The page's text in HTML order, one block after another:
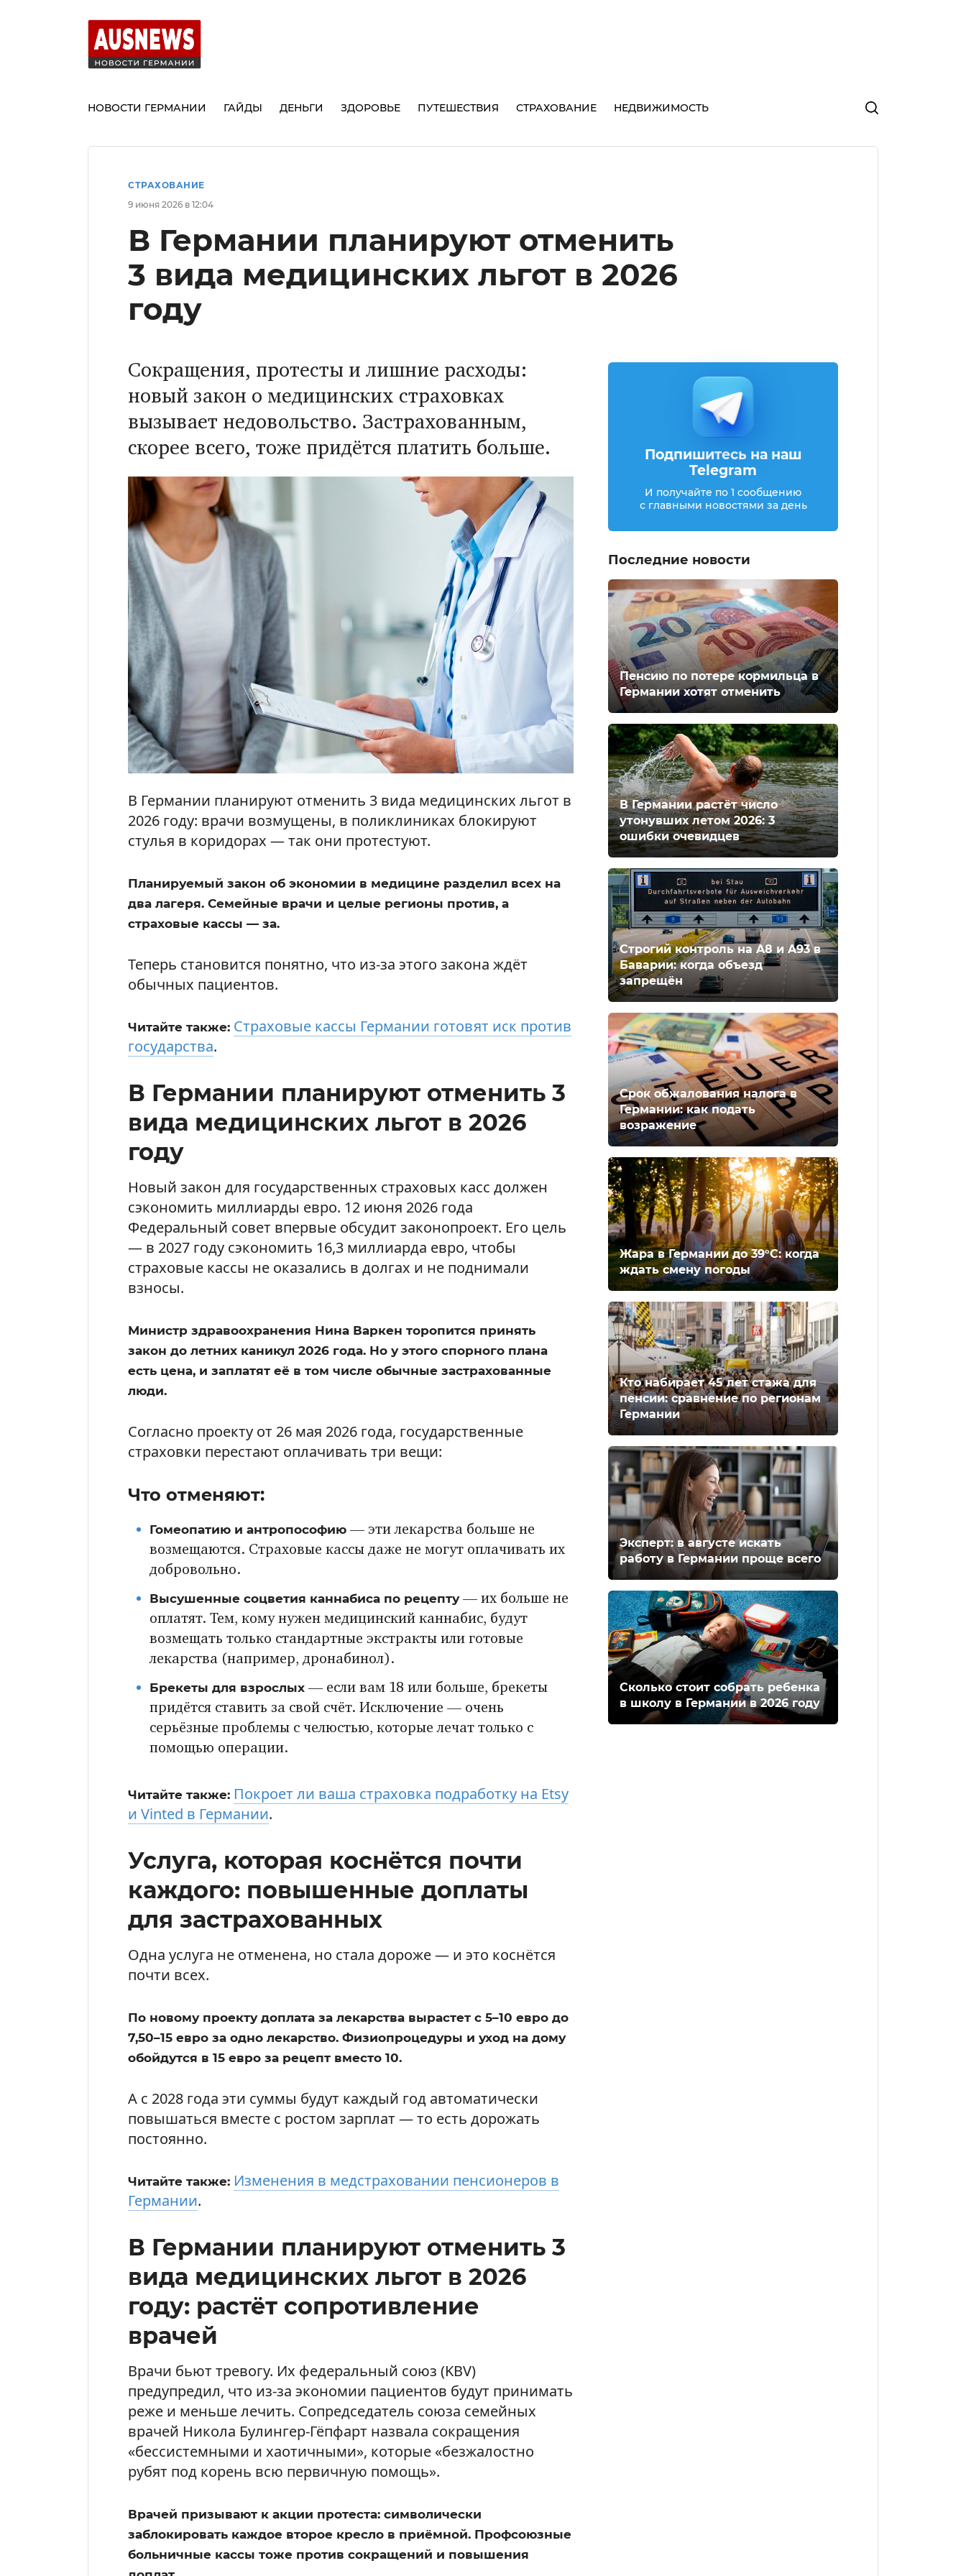
НОВОСТИ ГЕРМАНИИ ГАЙДЫ ДЕНЬГИ ЗДОРОВЬЕ ПУТЕШЕСТВИЯ СТРАХОВАНИЕ НЕДВИЖИМОСТЬ
СТРАХОВАНИЕ
9 июня 2026 в 12:04
В Германии планируют отменить
3 вида медицинских льгот в 2026
году
Сокращения, протесты и лишние расходы:
новый закон о медицинских страховках
вызывает недовольство. Застрахованным,
скорее всего, тоже придётся платить больше.
В Германии планируют отменить 3 вида медицинских льгот в
2026 году: врачи возмущены, в поликлиниках блокируют
стулья в коридорах — так они протестуют.
Планируемый закон об экономии в медицине разделил всех на
два лагеря. Семейные врачи и целые регионы против, а
страховые кассы — за.
Теперь становится понятно, что из-за этого закона ждёт
обычных пациентов.
Читайте также: Страховые кассы Германии готовят иск против
государства.
В Германии планируют отменить 3
вида медицинских льгот в 2026
году
Новый закон для государственных страховых касс должен
сэкономить миллиарды евро. 12 июня 2026 года
Федеральный совет впервые обсудит законопроект. Его цель
— в 2027 году сэкономить 16,3 миллиарда евро, чтобы
страховые кассы не оказались в долгах и не поднимали
взносы.
Министр здравоохранения Нина Варкен торопится принять
закон до летних каникул 2026 года. Но у этого спорного плана
есть цена, и заплатят её в том числе обычные застрахованные
люди.
Согласно проекту от 26 мая 2026 года, государственные
страховки перестают оплачивать три вещи:
Что отменяют:
Гомеопатию и антропософию — эти лекарства больше не
возмещаются. Страховые кассы даже не могут оплачивать их
добровольно.
Высушенные соцветия каннабиса по рецепту— их больше не
оплатят. Тем, кому нужен медицинский каннабис, будут
возмещать только стандартные экстракты или готовые
лекарства (например, дронабинол).
Брекеты для взрослых — если вам 18 или больше, брекеты
придётся ставить за свой счёт. Исключение — очень
серьёзные проблемы с челюстью, которые лечат только с
помощью операции.
Читайте также: Покроет ли ваша страховка подработку на Etsy
и Vinted в Германии.
Услуга, которая коснётся почти
каждого: повышенные доплаты
для застрахованных
Одна услуга не отменена, но стала дороже — и это коснётся
почти всех.
По новому проекту доплата за лекарства вырастет с 5–10 евро до
7,50–15 евро за одно лекарство. Физиопроцедуры и уход на дому
обойдутся в 15 евро за рецепт вместо 10.
А с 2028 года эти суммы будут каждый год автоматически
повышаться вместе с ростом зарплат — то есть дорожать
постоянно.
Читайте также: Изменения в медстраховании пенсионеров в
Германии.
В Германии планируют отменить 3
вида медицинских льгот в 2026
году: растёт сопротивление
врачей
Врачи бьют тревогу. Их федеральный союз (KBV)
предупредил, что из-за экономии пациентов будут принимать
реже и меньше лечить. Сопредседатель союза семейных
врачей Никола Булингер-Гёпфарт назвала сокращения
«бессистемными и хаотичными», которые «безжалостно
рубят под корень всю первичную помощь».
Врачей призывают к акции протеста: символически
заблокировать каждое второе кресло в приёмной. Профсоюзные
больничные кассы тоже против сокращений и повышения
Подпишитесь на наш
Telegram
И получайте по 1 сообщению
с главными новостями за день
Последние новости
Пенсию по потере кормильца в
Германии хотят отменить
В Германии растёт число
утонувших летом 2026: 3
ошибки очевидцев
Строгий контроль на A8 и A93 в
Баварии: когда объезд
запрещён
Срок обжалования налога в
Германии: как подать
возражение
Жара в Германии до 39°C: когда
ждать смену погоды
Кто набирает 45 лет стажа для
пенсии: сравнение по регионам
Германии
Эксперт: в августе искать
работу в Германии проще всего
Сколько стоит собрать ребенка
в школу в Германии в 2026 году